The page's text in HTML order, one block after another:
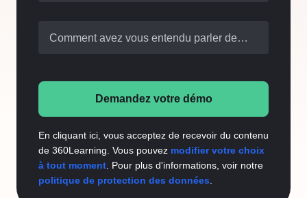
Comment avez vous entendu parler de
Demandez votre démo
En cliquant ici, vous acceptez de recevoir du contenu
de 360Learning. Vous pouvez modifier votre choix
à tout moment . Pour plus d'informations, voir notre
politique de protection des données